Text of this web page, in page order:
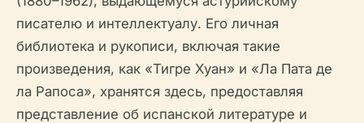
писателю и интеллектуалу. Его личная
библиотека и рукописи, включая такие
произведения, как «Тигре Хуан» и «Ла Пата де
ла Рапоса», хранятся здесь, предоставляя
представление об испанской литературе и